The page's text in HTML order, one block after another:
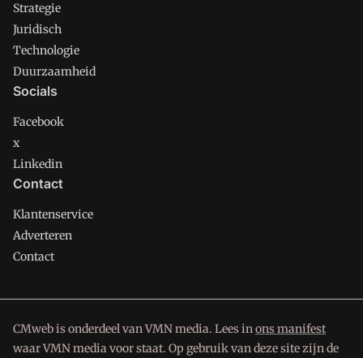
Strategie
Juridisch
Technologie
Duurzaamheid
Socials
Facebook
x
Linkedin
Contact
Klantenservice
Adverteren
Contact
CMweb is onderdeel van VMN media. Lees inons manifest
waar VMN media voor staat. Op gebruik van deze site zijn de